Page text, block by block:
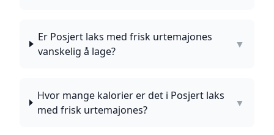
Er Posjert laks med frisk urtemajones
vanskelig å lage?
▼
Hvor mange kalorier er det i Posjert laks
med frisk urtemajones?
▼